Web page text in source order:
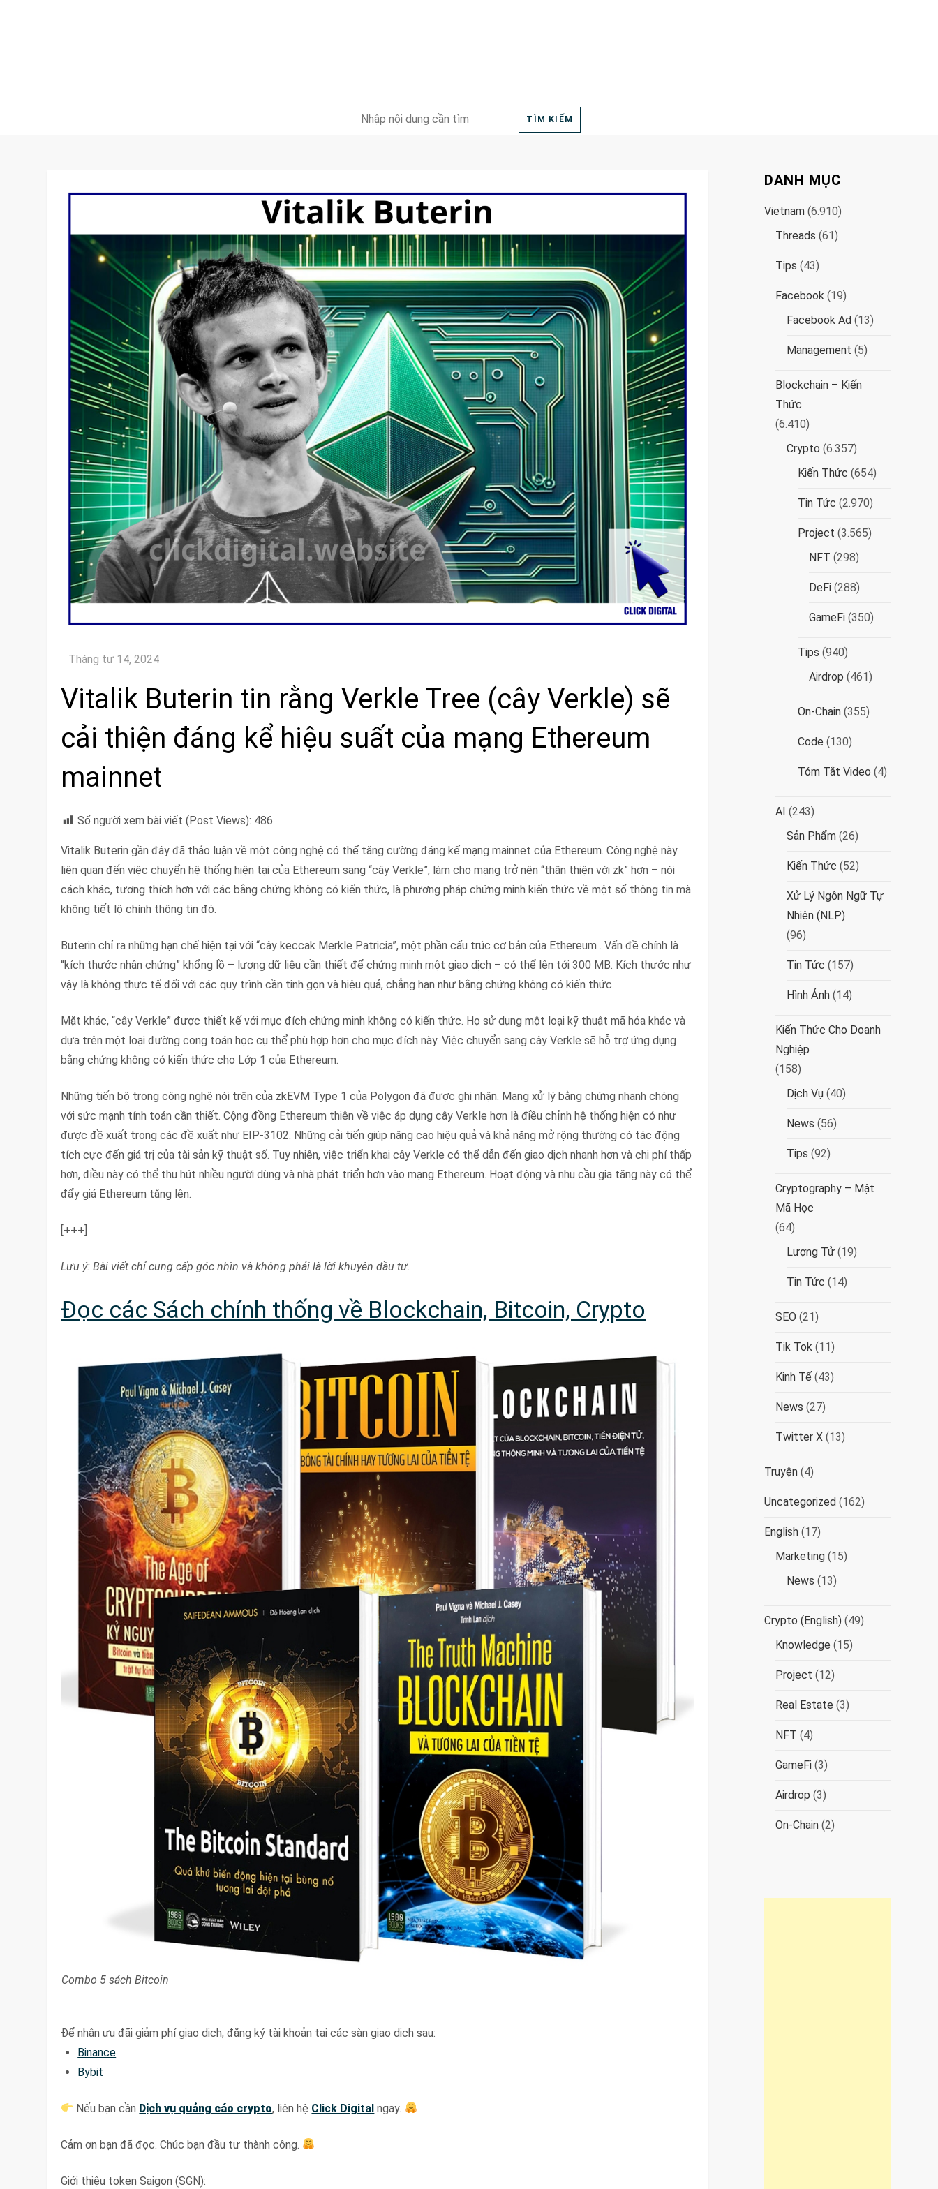
Search
TÌM KIẾM
Vitalik Buterin tin rằng Verkle Tree (cây Verkle) sẽ
cải thiện đáng kể hiệu suất của mạng Ethereum
mainnet
Số người xem bài viết (Post Views): 486
Vitalik Buterin gần đây đã thảo luận về một công nghệ có thể tăng cường đáng kể mạng mainnet của Ethereum. Công nghệ này
liên quan đến việc chuyển hệ thống hiện tại của Ethereum sang “cây Verkle”, làm cho mạng trở nên “thân thiện với zk” hơn – nói
cách khác, tương thích hơn với các bằng chứng không có kiến ​​thức, là phương pháp chứng minh kiến ​​thức về một số thông tin mà
không tiết lộ chính thông tin đó.
Buterin chỉ ra những hạn chế hiện tại với “cây keccak Merkle Patricia”, một phần cấu trúc cơ bản của Ethereum . Vấn đề chính là
“kích thước nhân chứng” khổng lồ – lượng dữ liệu cần thiết để chứng minh một giao dịch – có thể lên tới 300 MB. Kích thước như
vậy là không thực tế đối với các quy trình cần tinh gọn và hiệu quả, chẳng hạn như bằng chứng không có kiến ​​thức.
Mặt khác, “cây Verkle” được thiết kế với mục đích chứng minh không có kiến ​​thức. Họ sử dụng một loại kỹ thuật mã hóa khác và
dựa trên một loại đường cong toán học cụ thể phù hợp hơn cho mục đích này. Việc chuyển sang cây Verkle sẽ hỗ trợ ứng dụng
bằng chứng không có kiến ​​thức cho Lớp 1 của Ethereum.
Những tiến bộ trong công nghệ nói trên của zkEVM Type 1 của Polygon đã được ghi nhận. Mạng xử lý bằng chứng nhanh chóng
với sức mạnh tính toán cần thiết. Cộng đồng Ethereum thiên về việc áp dụng cây Verkle hơn là điều chỉnh hệ thống hiện có như
được đề xuất trong các đề xuất như EIP-3102. Những cải tiến giúp nâng cao hiệu quả và khả năng mở rộng thường có tác động
tích cực đến giá trị của tài sản kỹ thuật số. Tuy nhiên, việc triển khai cây Verkle có thể dẫn đến giao dịch nhanh hơn và chi phí thấp
hơn, điều này có thể thu hút nhiều người dùng và nhà phát triển hơn vào mạng Ethereum. Hoạt động và nhu cầu gia tăng này có thể
đẩy giá Ethereum tăng lên.
[+++]
Lưu ý: Bài viết chỉ cung cấp góc nhìn và không phải là lời khuyên đầu tư.
Đọc các Sách chính thống về Blockchain, Bitcoin, Crypto
Combo 5 sách Bitcoin
Để nhận ưu đãi giảm phí giao dịch, đăng ký tài khoản tại các sàn giao dịch sau:
Binance
Bybit
Nếu bạn cần Dịch vụ quảng cáo crypto, liên hệ Click Digital ngay.
Cảm ơn bạn đã đọc. Chúc bạn đầu tư thành công.
Giới thiệu token Saigon (SGN):
DANH MỤC
Vietnam (6.910)
Threads (61)
Tips (43)
Facebook (19)
Facebook Ad (13)
Management (5)
Blockchain – Kiến
Thức
(6.410)
Crypto (6.357)
Kiến Thức (654)
Tin Tức (2.970)
Project (3.565)
NFT (298)
DeFi (288)
GameFi (350)
Tips (940)
Airdrop (461)
On-Chain (355)
Code (130)
Tóm Tắt Video (4)
AI (243)
Sản Phẩm (26)
Kiến Thức (52)
Xử Lý Ngôn Ngữ Tự
Nhiên (NLP)
(96)
Tin Tức (157)
Hình Ảnh (14)
Kiến Thức Cho Doanh
Nghiệp
(158)
Dịch Vụ (40)
News (56)
Tips (92)
Cryptography – Mật
Mã Học
(64)
Lượng Tử (19)
Tin Tức (14)
SEO (21)
Tik Tok (11)
Kinh Tế (43)
News (27)
Twitter X (13)
Truyện (4)
Uncategorized (162)
English (17)
Marketing (15)
News (13)
Crypto (English) (49)
Knowledge (15)
Project (12)
Real Estate (3)
NFT (4)
GameFi (3)
Airdrop (3)
On-Chain (2)